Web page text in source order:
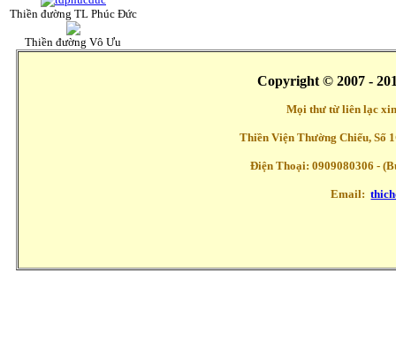
Thiền đường TL Phúc Đức
Thiền đường Vô Ưu
Copyright © 2007 -
Mọi thư từ liên lạc
Thiền Viện Thường Chiếu, Số
Điện Thoại: 0909080306 -
Email: